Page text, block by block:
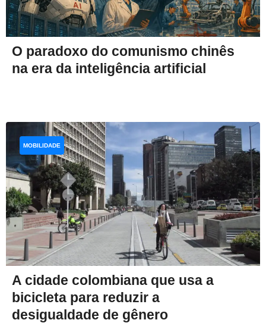
O paradoxo do comunismo chinês
na era da inteligência artificial
A cidade colombiana que usa a
bicicleta para reduzir a
desigualdade de gênero
MOBILIDADE